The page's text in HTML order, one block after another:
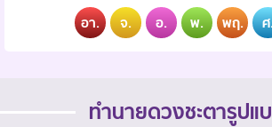
อา. จ. อ. พ. พฤ.
ทำนายดวงชะตารูปแ